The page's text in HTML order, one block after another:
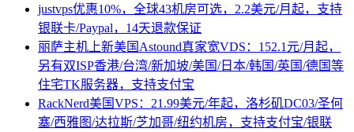
justvps优惠10%，全球43机房可选，2.2美元/月起，支持
银联卡/Paypal，14天退款保证
丽萨主机上新美国Astound真家宽VDS：152.1元/月起，
另有双ISP香港/台湾/新加坡/美国/日本/韩国/英国/德国等
住宅TK服务器，支持支付宝
RackNerd美国VPS：21.99美元/年起，洛杉矶DC03/圣何
塞/西雅图/达拉斯/芝加哥/纽约机房，支持支付宝/银联